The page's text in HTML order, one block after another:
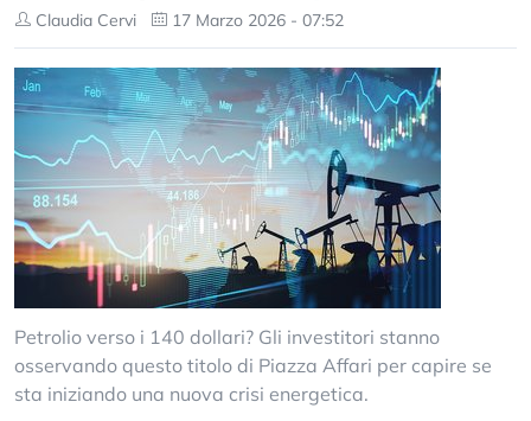
Claudia Cervi 17 Marzo 2026 - 07:52
Petrolio verso i 140 dollari? Gli investitori stanno
osservando questo titolo di Piazza Affari per capire se
sta iniziando una nuova crisi energetica.